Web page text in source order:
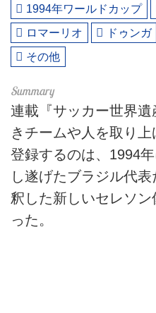
1994年ワールドカップ
ロマーリオ
ドゥンガ
その他
連載『サッカー世界
きチームや人を取り
登録するのは、1994
し遂げたブラジル代
釈した新しいセレソ
った。